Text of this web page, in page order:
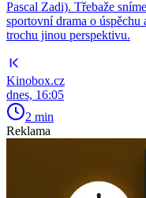
Pascal Zadi). Třebaže
sportovní drama o
trochu jinou perspektivu.
Kinobox.cz
dnes, 16:05
2 min
Reklama